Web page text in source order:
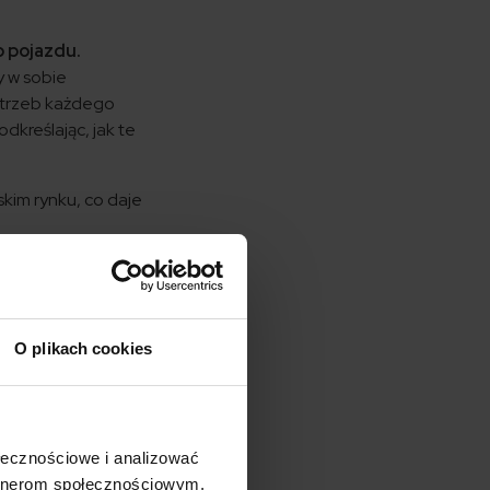
O plikach cookies
i analizować
społecznościowym,
pojazdu.
w sobie
każdego
jak te
rynku, co daje
do indywidualnych
sumy ubezpieczenia,
dla swoich